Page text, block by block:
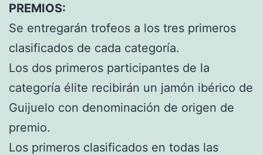
PREMIOS:
Se entregarán trofeos a los tres primeros
clasificados de cada categoría.
Los dos primeros participantes de la
categoría élite recibirán un jamón ibérico de
Guijuelo con denominación de origen de
premio.
Los primeros clasificados en todas las